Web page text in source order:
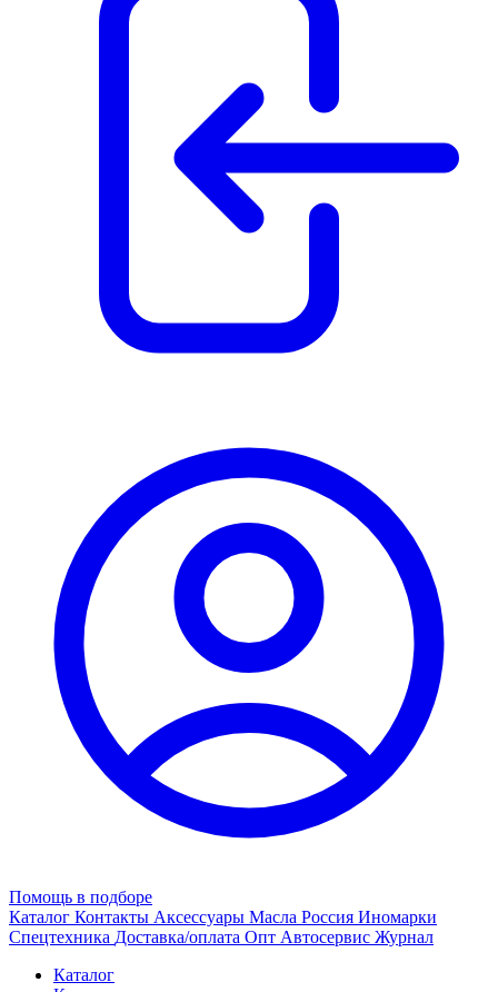
Помощь в подборе
Каталог Контакты Аксессуары Масла Россия Иномарки
Спецтехника Доставка/оплата Опт Автосервис Журнал
Каталог